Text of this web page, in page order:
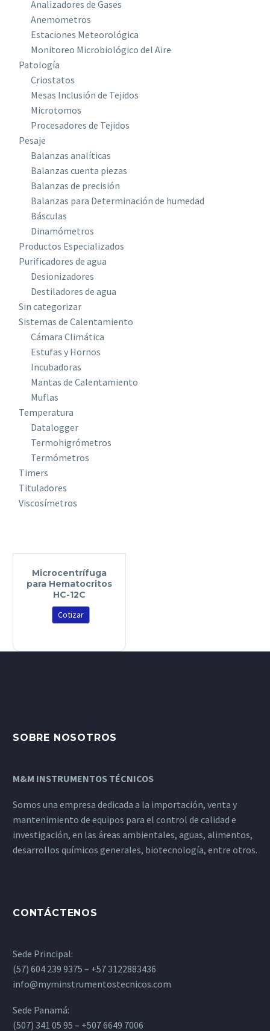
Analizadores de Gases
Anemometros
Estaciones Meteorológica
Monitoreo Microbiológico del Aire
Patología
Criostatos
Mesas Inclusión de Tejidos
Microtomos
Procesadores de Tejidos
Pesaje
Balanzas analíticas
Balanzas cuenta piezas
Balanzas de precisión
Balanzas para Determinación de humedad
Básculas
Dinamómetros
Productos Especializados
Purificadores de agua
Desionizadores
Destiladores de agua
Sin categorizar
Sistemas de Calentamiento
Cámara Climática
Estufas y Hornos
Incubadoras
Mantas de Calentamiento
Muflas
Temperatura
Datalogger
Termohigrómetros
Termómetros
Timers
Tituladores
Viscosímetros
Microcentrífuga
para Hematocritos
HC-12C
Cotizar
SOBRE NOSOTROS
M&M INSTRUMENTOS TÉCNICOS
Somos una empresa dedicada a la importación, venta y
mantenimiento de equipos para el control de calidad e
investigación, en las áreas ambientales, aguas, alimentos,
desarrollos químicos generales, biotecnología, entre otros.
CONTÁCTENOS
Sede Principal:
(57) 604 239 9375 – +57 3122883436
info@myminstrumentostecnicos.com
Sede Panamá:
(507) 341 05 95 – +507 6649 7006